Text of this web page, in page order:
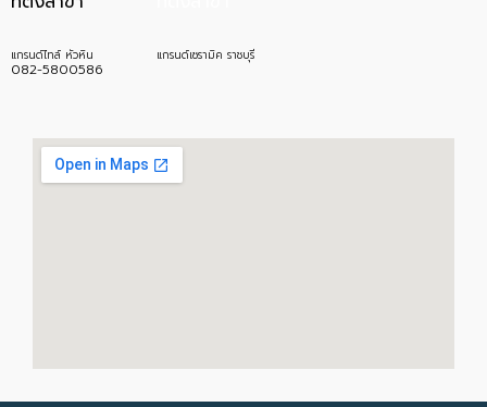
แกรนด์ไทล์ หัวหิน
082-5800586
แกรนด์เซรามิค ราชบุรี